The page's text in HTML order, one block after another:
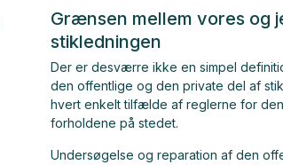
Grænsen mellem vores og
stikledningen
Der er desværre ikke en simpel
den offentlige og den private del af
hvert enkelt tilfælde af reglerne for
forholdene på stedet.
Undersøgelse og reparation af den